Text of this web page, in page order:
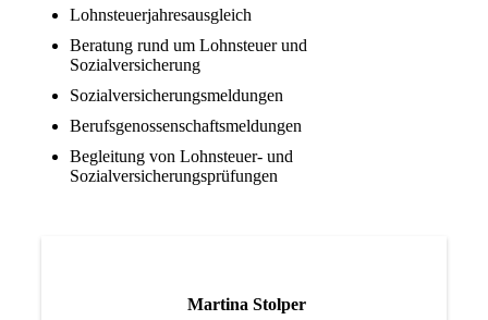
Lohnsteuerjahresausgleich
Beratung rund um Lohnsteuer und
Sozialversicherung
Sozialversicherungsmeldungen
Berufsgenossenschaftsmeldungen
Begleitung von Lohnsteuer- und
Sozialversicherungsprüfungen
Martina Stolper